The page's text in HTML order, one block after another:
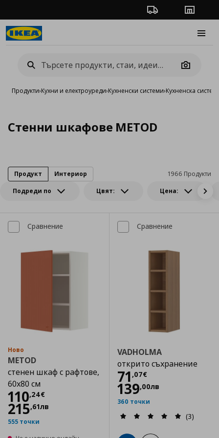
Проследяване на
Camera
Продукти›Кухни и електроуреди›Кухненски системи›Кухненска
Стенни шкафове METOD
Подреди по Цвят: Цена:
1966 Продукти
Продукт Интериор
Сравнение
Ново
METOD
стенен шкаф с рафтове,
60x80 см
110,24€
Цена
215,61лв
555 точки
Сравнение
VADHOLMA
открито съхранение
71 ,07€
Цена
139,00лв
360 точки
(3)